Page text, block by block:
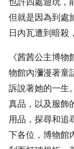
但就是因為到處
日內瓦遭到暗殺
《茜茜公主博
物館內瀰漫著童
訴說著她的一生
真品，以及服飾
用品，探尋和追
下各位，博物館